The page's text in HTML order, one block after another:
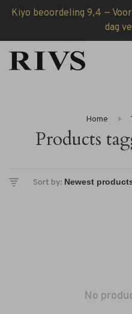
Kiyo beoordeling 9,4 —
dag
Home
Products
Sort by:
No